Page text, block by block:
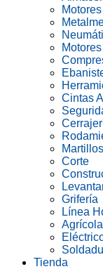
Cintas
Corte
Grifería
Línea
Agrícola
Tienda